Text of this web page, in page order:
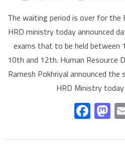
The waiting period is over for the
HRD ministry today announced
exams that to be held between
10th and 12th. Human Resource
Ramesh Pokhriyal announced
HRD Ministry